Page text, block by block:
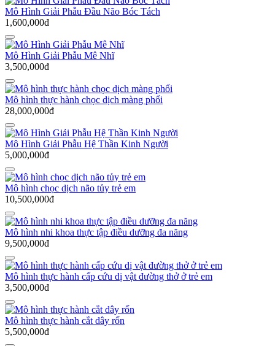
Mô Hình Giải Phẫu Đầu Não Bóc Tách
1,600,000đ
Mô Hình Giải Phẫu Mê Nhĩ
3,500,000đ
Mô hình thực hành chọc dịch màng phổi
28,000,000đ
Mô Hình Giải Phẫu Hệ Thần Kinh Người
5,000,000đ
Mô hình chọc dịch não tủy trẻ em
10,500,000đ
Mô hình nhi khoa thực tập điều dưỡng đa năng
9,500,000đ
Mô hình thực hành cấp cứu dị vật đường thở ở trẻ em
3,500,000đ
Mô hình thực hành cắt dây rốn
5,500,000đ